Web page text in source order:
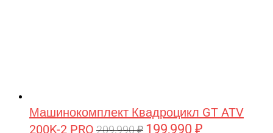
Машинокомплект Квадроцикл GT ATV
200K-2 PRO 209,990₽ Первоначальная
199,990 ₽